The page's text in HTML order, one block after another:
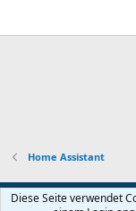
Home Assistant
Default-Theme
Diese Seite verwendet